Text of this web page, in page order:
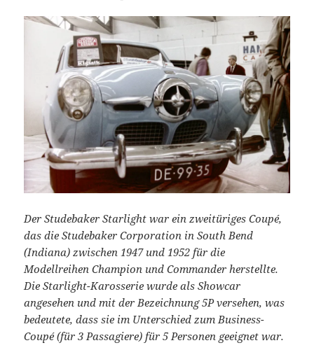
Der Studebaker Starlight war ein zweitüriges Coupé,
das die Studebaker Corporation in South Bend
(Indiana) zwischen 1947 und 1952 für die
Modellreihen Champion und Commander herstellte.
Die Starlight-Karosserie wurde als Showcar
angesehen und mit der Bezeichnung 5P versehen, was
bedeutete, dass sie im Unterschied zum Business-
Coupé (für 3 Passagiere) für 5 Personen geeignet war.